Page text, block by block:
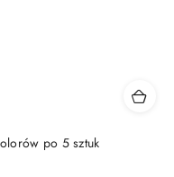
po 5 sztuk